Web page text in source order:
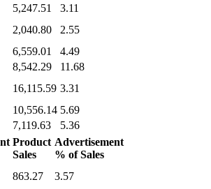
5,247.51
3.11
2,040.80
2.55
6,559.01
4.49
8,542.29
11.68
16,115.59 3.31
10,556.14 5.69
7,119.63
5.36
Product
Sales
Advertisement
% of Sales
863.27
3.57